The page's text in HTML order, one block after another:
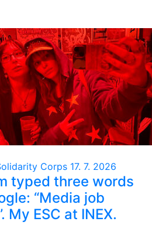
Corps 17. 7. 2026
typed three words
“Media job
My ESC at INEX.